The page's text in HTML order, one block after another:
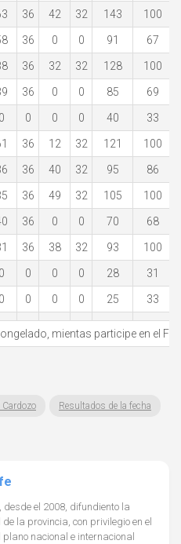
36 42 32 143 100
36 0 0 91 67
36 32 32 128 100
36 0 0 85 69
0 0 0 0 40 33
36 12 32 121 100
36 40 32 95 86
36 49 32 105 100
36 0 0 70 68
36 38 32 93 100
0 0 0 0 28 31
0 0 0 0 25 33
mientas participe en el
Resultados de la fecha
desde el 2008, difundiento la
la provincia, con privilegio en el
nacional e internacional